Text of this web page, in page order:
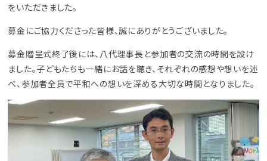
をいただきました。
募金にご協力くださった皆様、誠にありがとうございました。
募金贈呈式終了後には、八代理事長と参加者の交流の時間を設け
ました。子どもたちも一緒にお話を聴き、それぞれの感想や想いを述
べ、参加者全員で平和への想いを深める大切な時間となりました。